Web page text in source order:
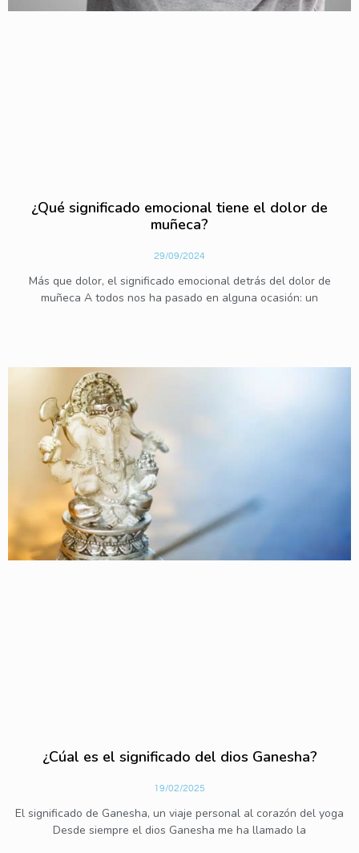
¿Qué significado emocional tiene el dolor de
muñeca?
29/09/2024
Más que dolor, el significado emocional detrás del dolor de
muñeca A todos nos ha pasado en alguna ocasión: un
¿Cúal es el significado del dios Ganesha?
19/02/2025
El significado de Ganesha, un viaje personal al corazón del yoga
Desde siempre el dios Ganesha me ha llamado la